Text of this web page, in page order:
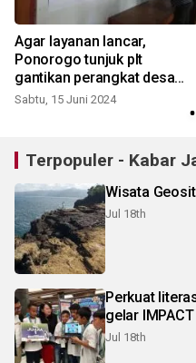
Agar layanan lancar,
Ponorogo tunjuk plt
gantikan perangkat desa
terjerat korupsi
Sabtu, 15 Juni 2024
Terpopuler - Kabar
Wisata
Jul 18th
Perkuat
gelar
Jul 18th